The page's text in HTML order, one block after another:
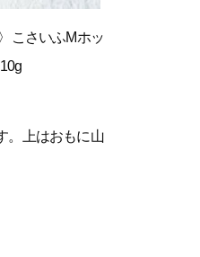
こさいふMホッ
。上はおもに山